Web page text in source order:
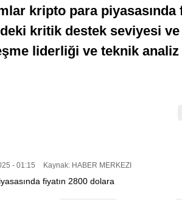
kripto para
kritik destek seviyesi ve
liderliği ve teknik
- 01:15 Kaynak: HABER MERKEZI